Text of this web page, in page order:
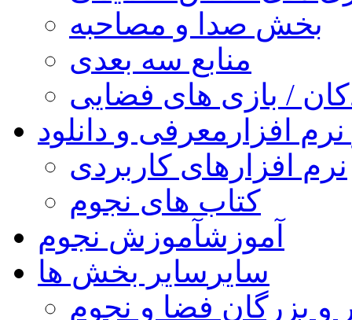
بخش صدا و مصاحبه
منابع سه بعدی
/ بازی های فضایی
افزار معرفی و دانلود
نرم افزارهای کاربردی
کتاب های نجوم
آموزشآموزش نجوم
سایر سایر بخش ها
و بزرگان فضا و نجوم